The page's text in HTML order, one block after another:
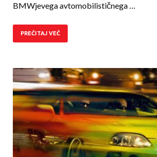
BMWjevega avtomobilističnega …
PREČITAJ VEČ